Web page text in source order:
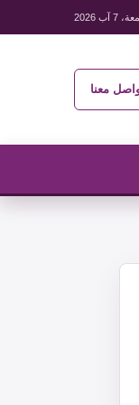
7 آب 2026
معنا